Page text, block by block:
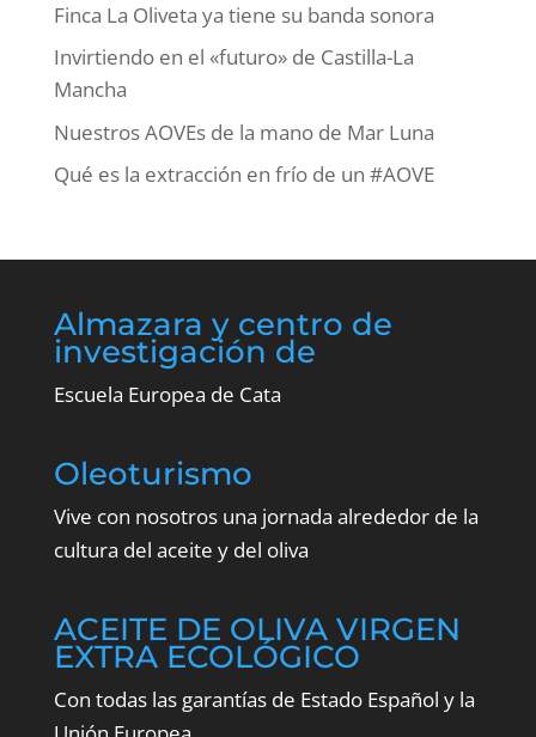
Finca La Oliveta ya tiene su banda sonora
Invirtiendo en el «futuro» de Castilla-La
Mancha
Nuestros AOVEs de la mano de Mar Luna
Qué es la extracción en frío de un #AOVE
Almazara y centro de
investigación de
Escuela Europea de Cata
Oleoturismo
Vive con nosotros una jornada alrededor de la
cultura del aceite y del oliva
ACEITE DE OLIVA VIRGEN
EXTRA ECOLÓGICO
Con todas las garantías de Estado Español y la